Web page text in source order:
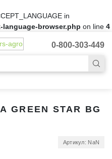
in
browser.php on line 4
0-800-303-449
STAR BG
Артикул: NaN